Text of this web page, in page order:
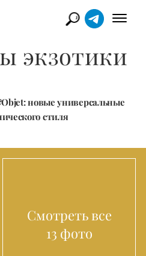
экзотики
новые универсальные
стиля
Смотреть все
13 фото